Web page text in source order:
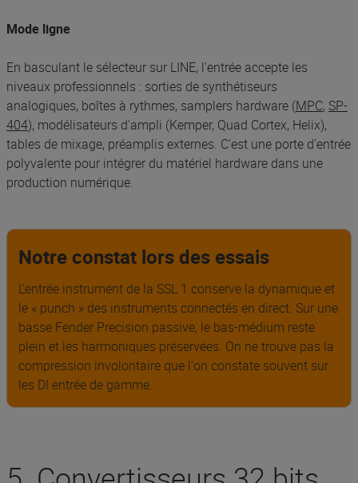
Mode ligne
En basculant le sélecteur sur LINE, l'entrée accepte les
niveaux professionnels : sorties de synthétiseurs
analogiques, boîtes à rythmes, samplers hardware (MPC, SP-
404), modélisateurs d'ampli (Kemper, Quad Cortex, Helix),
tables de mixage, préamplis externes. C'est une porte d'entrée
polyvalente pour intégrer du matériel hardware dans une
production numérique.
Notre constat lors des essais
L'entrée instrument de la SSL 1 conserve la dynamique et
le « punch » des instruments connectés en direct. Sur une
basse Fender Precision passive, le bas-médium reste
plein et les harmoniques préservées. On ne trouve pas la
compression involontaire que l'on constate souvent sur
les DI entrée de gamme.